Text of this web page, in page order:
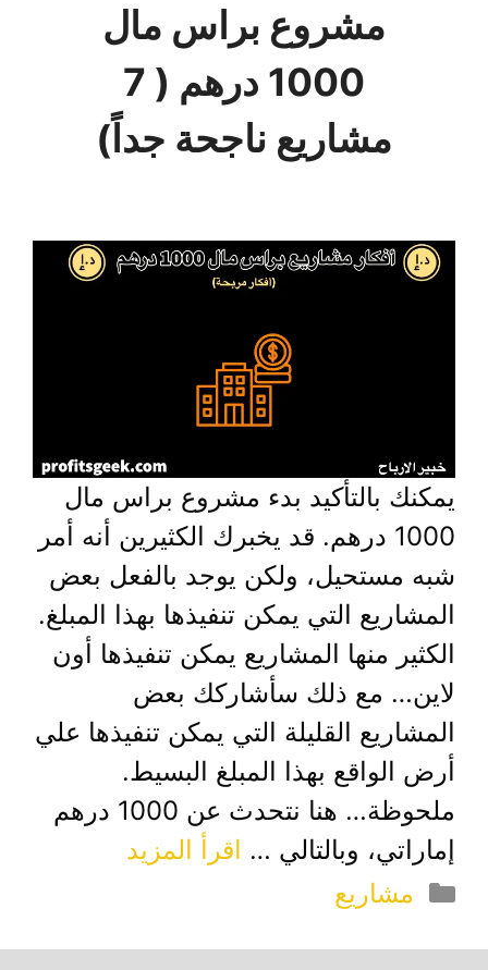
مشروع براس مال
1000 درهم ( 7
مشاريع ناجحة جداً)
يمكنك بالتأكيد بدء مشروع براس مال
1000 درهم. قد يخبرك الكثيرين أنه أمر
شبه مستحيل، ولكن يوجد بالفعل بعض
المشاريع التي يمكن تنفيذها بهذا المبلغ.
الكثير منها المشاريع يمكن تنفيذها أون
لاين… مع ذلك سأشاركك بعض
المشاريع القليلة التي يمكن تنفيذها علي
أرض الواقع بهذا المبلغ البسيط.
ملحوظة… هنا نتحدث عن 1000 درهم
إماراتي، وبالتالي … اقرأ المزيد
التصنيفات
مشاريع